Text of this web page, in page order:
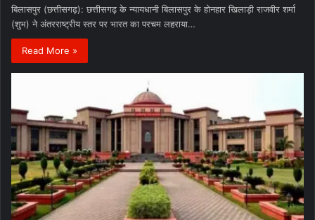
बिलासपुर (छत्तीसगढ़): छत्तीसगढ़ के न्यायधानी बिलासपुर के होनहार खिलाड़ी राजवीर शर्मा
(शुभ) ने अंतरराष्ट्रीय स्तर पर भारत का परचम लहराया…
Read More »